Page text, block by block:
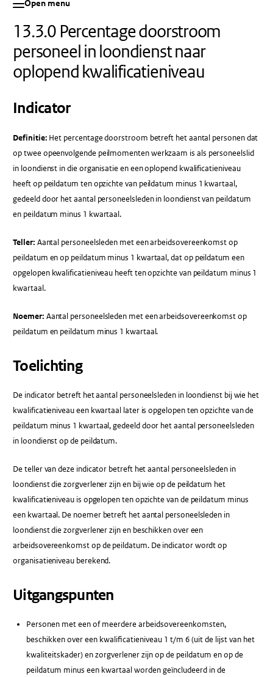
Open menu
13.3.0 Percentage doorstroom
personeel in loondienst naar
oplopend kwalificatieniveau
Indicator
Definitie: Het percentage doorstroom betreft het aantal personen dat
op twee opeenvolgende peilmomenten werkzaam is als personeelslid
in loondienst in die organisatie en een oplopend kwalificatieniveau
heeft op peildatum ten opzichte van peildatum minus 1 kwartaal,
gedeeld door het aantal personeelsleden in loondienst van peildatum
en peildatum minus 1 kwartaal.
Teller: Aantal personeelsleden met een arbeidsovereenkomst op
peildatum en op peildatum minus 1 kwartaal, dat op peildatum een
opgelopen kwalificatieniveau heeft ten opzichte van peildatum minus 1
kwartaal.
Noemer: Aantal personeelsleden met een arbeidsovereenkomst op
peildatum en peildatum minus 1 kwartaal.
Toelichting
De indicator betreft het aantal personeelsleden in loondienst bij wie het
kwalificatieniveau een kwartaal later is opgelopen ten opzichte van de
peildatum minus 1 kwartaal, gedeeld door het aantal personeelsleden
in loondienst op de peildatum.
De teller van deze indicator betreft het aantal personeelsleden in
loondienst die zorgverlener zijn en bij wie op de peildatum het
kwalificatieniveau is opgelopen ten opzichte van de peildatum minus
een kwartaal. De noemer betreft het aantal personeelsleden in
loondienst die zorgverlener zijn en beschikken over een
arbeidsovereenkomst op de peildatum. De indicator wordt op
organisatieniveau berekend.
Uitgangspunten
Personen met een of meerdere arbeidsovereenkomsten,
beschikken over een kwalificatieniveau 1 t/m 6 (uit de lijst van het
kwaliteitskader) en zorgverlener zijn op de peildatum en op de
peildatum minus een kwartaal worden geïncludeerd in de